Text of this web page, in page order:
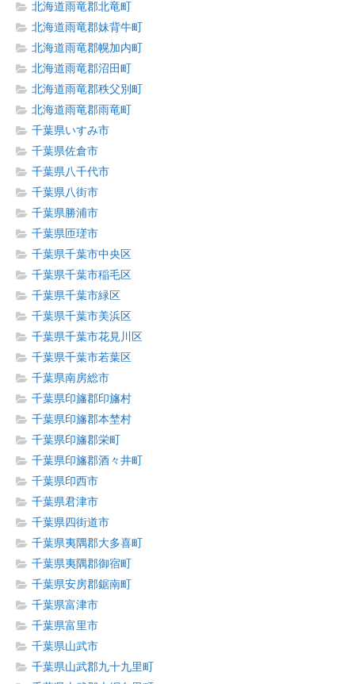
北海道雨竜郡北竜町
北海道雨竜郡妹背牛町
北海道雨竜郡幌加内町
北海道雨竜郡沼田町
北海道雨竜郡秩父別町
北海道雨竜郡雨竜町
千葉県いすみ市
千葉県佐倉市
千葉県八千代市
千葉県八街市
千葉県勝浦市
千葉県匝瑳市
千葉県千葉市中央区
千葉県千葉市稲毛区
千葉県千葉市緑区
千葉県千葉市美浜区
千葉県千葉市花見川区
千葉県千葉市若葉区
千葉県南房総市
千葉県印旛郡印旛村
千葉県印旛郡本埜村
千葉県印旛郡栄町
千葉県印旛郡酒々井町
千葉県印西市
千葉県君津市
千葉県四街道市
千葉県夷隅郡大多喜町
千葉県夷隅郡御宿町
千葉県安房郡鋸南町
千葉県富津市
千葉県富里市
千葉県山武市
千葉県山武郡九十九里町